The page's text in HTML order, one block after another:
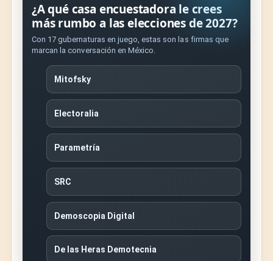
¿A qué casa encuestadora le crees
más rumbo a las elecciones de 2027?
Con 17 gubernaturas en juego, estas son las firmas que
marcan la conversación en México.
Mitofsky
Electoralia
Parametría
SRC
Demoscopia Digital
De las Heras Demotecnia